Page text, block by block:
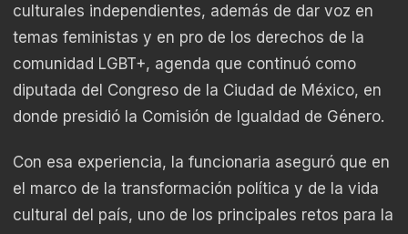
culturales independientes, además de dar voz en
temas feministas y en pro de los derechos de la
comunidad LGBT+, agenda que continuó como
diputada del Congreso de la Ciudad de México, en
donde presidió la Comisión de Igualdad de Género.
Con esa experiencia, la funcionaria aseguró que en
el marco de la transformación política y de la vida
cultural del país, uno de los principales retos para la